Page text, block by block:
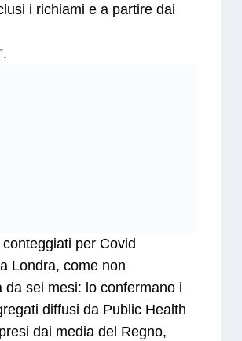
i richiami e a partire dai
per Covid
Londra, come non
da sei mesi: lo confermano i
diffusi da Public Health
dai media del Regno,